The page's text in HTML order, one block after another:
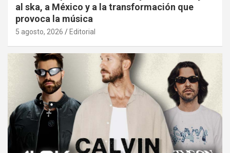
al ska, a México y a la transformación que
provoca la música
5 agosto, 2026 Editorial